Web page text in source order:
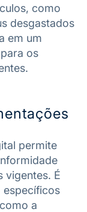
como
desgastados
em um
os
permite
vigentes. É
específicos
a